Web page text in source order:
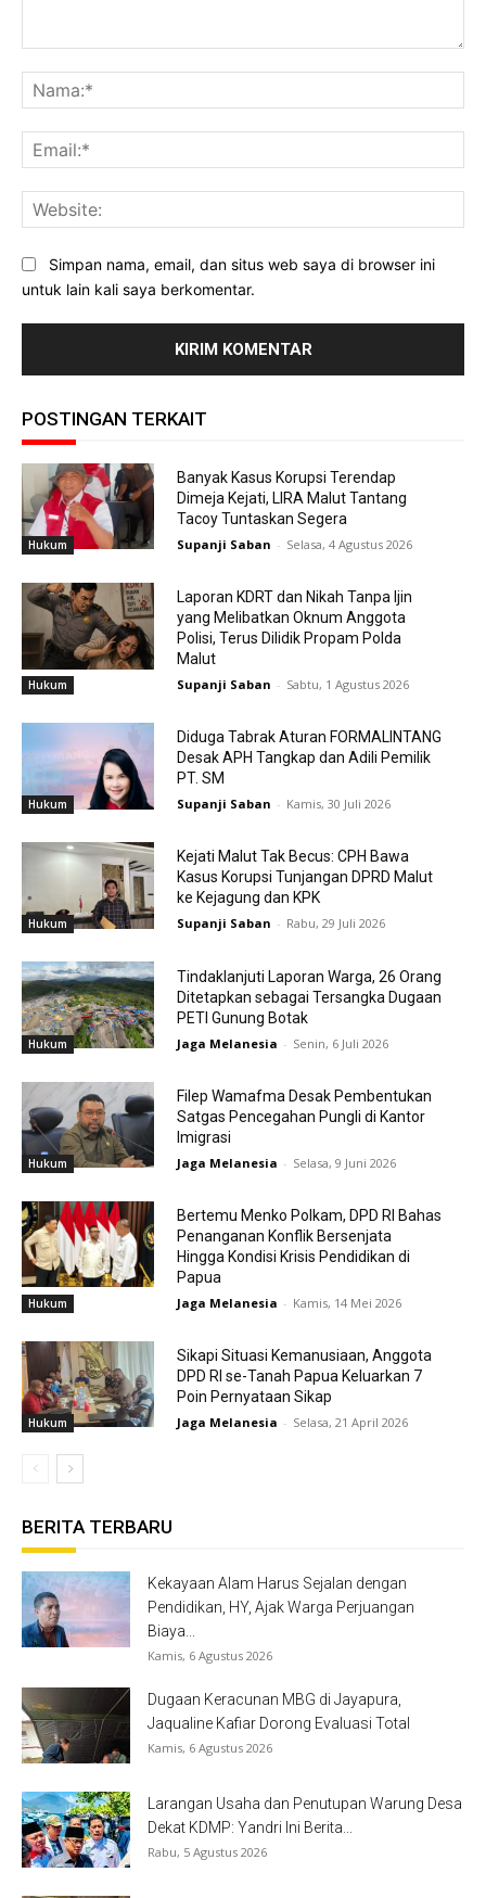
Simpan nama, email, dan situs web saya di browser ini
untuk lain kali saya berkomentar.
POSTINGAN TERKAIT
Hukum
Banyak Kasus Korupsi Terendap
Dimeja Kejati, LIRA Malut Tantang
Tacoy Tuntaskan Segera
Supanji Saban - Selasa, 4 Agustus 2026
Hukum
Laporan KDRT dan Nikah Tanpa Ijin
yang Melibatkan Oknum Anggota
Polisi, Terus Dilidik Propam Polda
Malut
Supanji Saban - Sabtu, 1 Agustus 2026
Hukum
Diduga Tabrak Aturan FORMALINTANG
Desak APH Tangkap dan Adili Pemilik
PT. SM
Supanji Saban - Kamis, 30 Juli 2026
Hukum
Kejati Malut Tak Becus: CPH Bawa
Kasus Korupsi Tunjangan DPRD Malut
ke Kejagung dan KPK
Supanji Saban - Rabu, 29 Juli 2026
Hukum
Tindaklanjuti Laporan Warga, 26 Orang
Ditetapkan sebagai Tersangka Dugaan
PETI Gunung Botak
Jaga Melanesia - Senin, 6 Juli 2026
Hukum
Filep Wamafma Desak Pembentukan
Satgas Pencegahan Pungli di Kantor
Imigrasi
Jaga Melanesia - Selasa, 9 Juni 2026
Hukum
Bertemu Menko Polkam, DPD RI Bahas
Penanganan Konflik Bersenjata
Hingga Kondisi Krisis Pendidikan di
Papua
Jaga Melanesia - Kamis, 14 Mei 2026
Hukum
Sikapi Situasi Kemanusiaan, Anggota
DPD RI se-Tanah Papua Keluarkan 7
Poin Pernyataan Sikap
Jaga Melanesia - Selasa, 21 April 2026
BERITA TERBARU
Kekayaan Alam Harus Sejalan dengan
Pendidikan, HY, Ajak Warga Perjuangan
Biaya...
Kamis, 6 Agustus 2026
Dugaan Keracunan MBG di Jayapura,
Jaqualine Kafiar Dorong Evaluasi Total
Kamis, 6 Agustus 2026
Larangan Usaha dan Penutupan Warung Desa
Dekat KDMP: Yandri Ini Berita...
Rabu, 5 Agustus 2026